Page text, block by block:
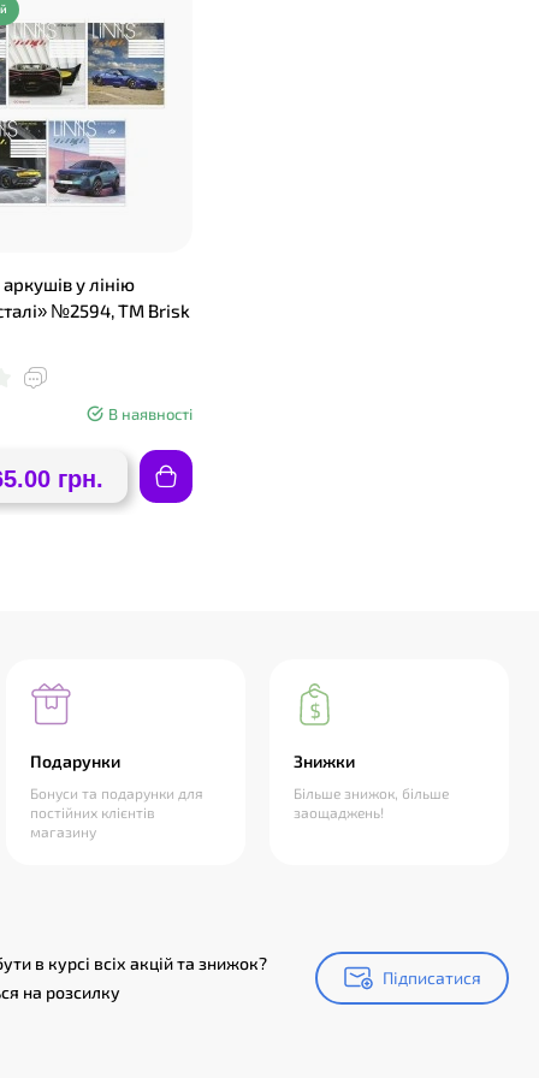
у лінію
№2594, ТМ Brisk
В наявності
грн.
Подарунки
Бонуси та подарунки для
постійних клієнтів
магазину
Знижки
Більше знижок, більше
заощаджень!
в курсі всіх акцій та знижок?
на розсилку
Підписатися
Підписатися